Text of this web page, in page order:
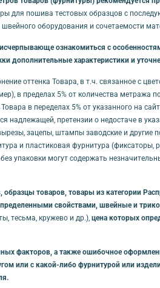
для пошива тестовых образцов с
оборудования и сочетаемости
ознакомиться с
дополнительные характеристики и
оттенка Товара, в т.ч. связанное с
в пределах 5% от количества
в переделах 5% от указанного на
надлежащей, претензии о недостаче в
зацепы, штампы заводские и
и пластиковая фурнитура
упаковки могут содержать
образцы товаров, товары из категории
свойствами, швейные и
тесьма, кружево и др.), цена которых
факторов, а также ошибочное
или с какой-либо фурнитурой или